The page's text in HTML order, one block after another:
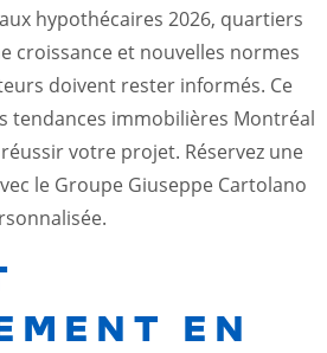
hypothécaires 2026, quartiers
croissance et nouvelles normes
doivent rester informés. Ce
tendances immobilières Montréal
votre projet. Réservez une
le Groupe Giuseppe Cartolano
EN